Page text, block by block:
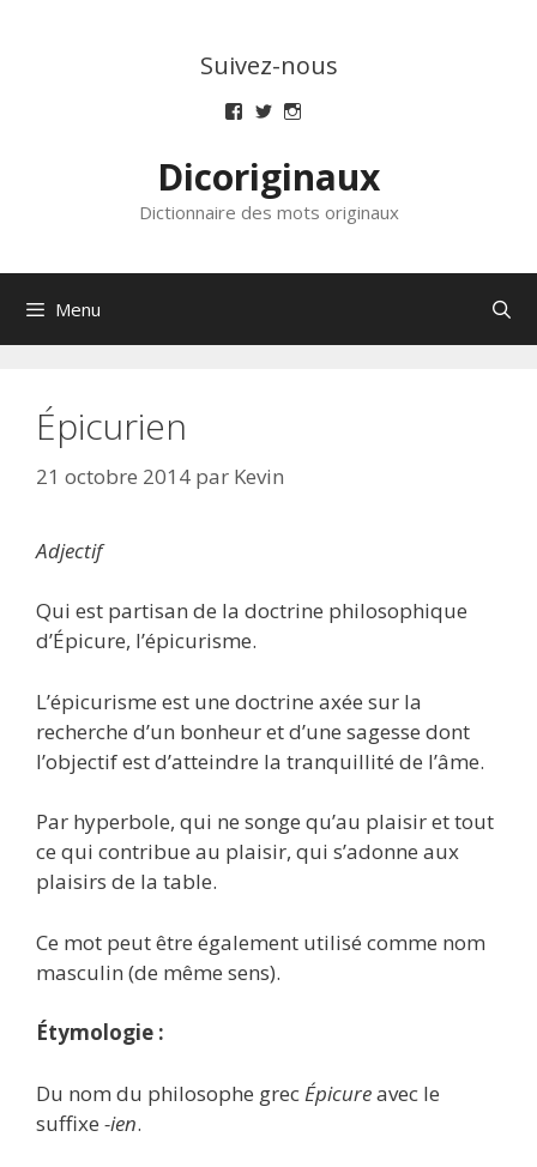
Suivez-nous
Voir
de
dicoriginaux
sur
Facebook
Voir
de
dicoriginaux
sur
Twitter
de
dicoriginaux
sur
Instagram
Dicoriginaux
Dictionnaire des mots originaux
Menu
Épicurien
21 octobre 2014 par Kevin
Adjectif
Qui est partisan de la doctrine philosophique
d’Épicure, l’épicurisme.
L’épicurisme est une doctrine axée sur la
recherche d’un bonheur et d’une sagesse dont
l’objectif est d’atteindre la tranquillité de l’âme.
Par hyperbole, qui ne songe qu’au plaisir et tout
ce qui contribue au plaisir, qui s’adonne aux
plaisirs de la table.
Ce mot peut être également utilisé comme nom
masculin (de même sens).
Étymologie :
Du nom du philosophe grec Épicureavec le
suffixe -ien.